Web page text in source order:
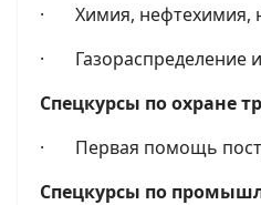
· Химия, нефтехимия,
· Газораспределение
Спецкурсы по охране
· Первая помощь
Спецкурсы по